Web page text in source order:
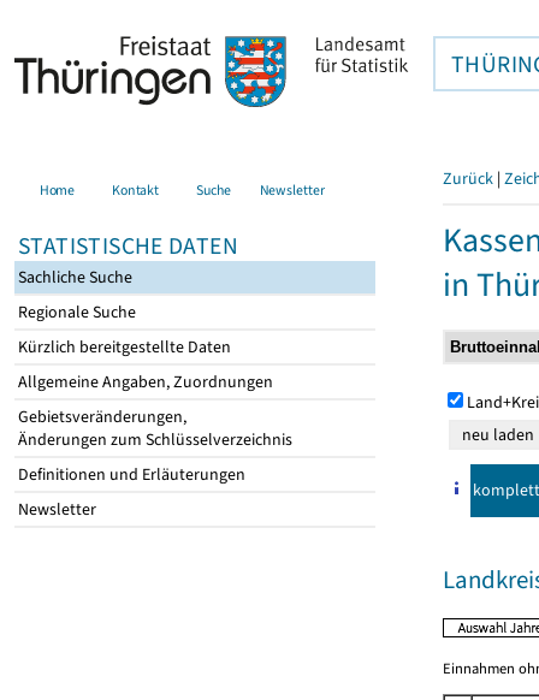
Home Kontakt Suche Newsletter
STATISTISCHE DATEN
Sachliche Suche
Regionale Suche
Kürzlich bereitgestellte Daten
Allgemeine Angaben, Zuordnungen
Gebietsveränderungen,
Änderungen zum Schlüsselverzeichnis
Definitionen und Erläuterungen
Newsletter
Zurück |
in
komplett
Einnahmen